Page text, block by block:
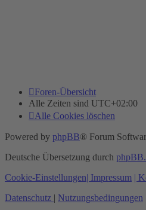
Foren-Übersicht
Alle Zeiten sind UTC+02:00
Alle Cookies löschen
Powered by phpBB® Forum
Deutsche Übersetzung durch
Cookie-Einstellungen| Impressum |
Datenschutz | Nutzungsbedingungen